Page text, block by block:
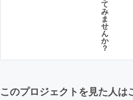
て
み
ま
せ
ん
か
？
このプロジェクトを見た人は